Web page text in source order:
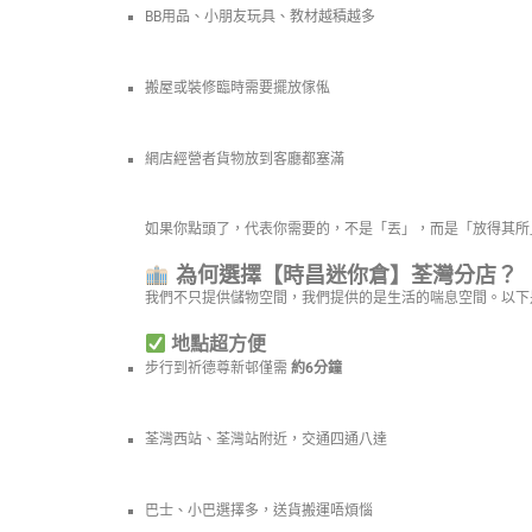
BB用品、小朋友玩具、教材越積越多
搬屋或裝修臨時需要擺放傢俬
網店經營者貨物放到客廳都塞滿
如果你點頭了，代表你需要的，不是「丟」，而是「放得其所
為何選擇【時昌迷你倉】荃灣分店？
我們不只提供儲物空間，我們提供的是生活的喘息空間。以下
地點超方便
步行到祈德尊新邨僅需 約6分鐘
荃灣西站、荃灣站附近，交通四通八達
巴士、小巴選擇多，送貨搬運唔煩惱